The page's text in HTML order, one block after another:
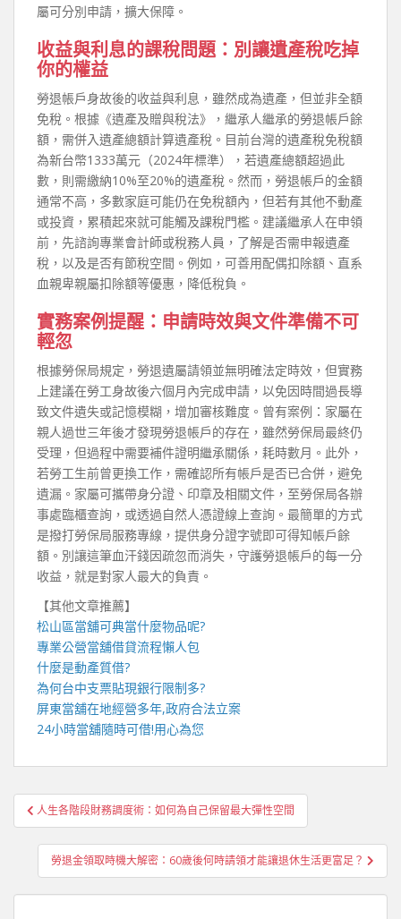
屬可分別申請，擴大保障。
收益與利息的課稅問題：別讓遺產稅吃掉
你的權益
勞退帳戶身故後的收益與利息，雖然成為遺產，但並非全額
免稅。根據《遺產及贈與稅法》，繼承人繼承的勞退帳戶餘
額，需併入遺產總額計算遺產稅。目前台灣的遺產稅免稅額
為新台幣1333萬元（2024年標準），若遺產總額超過此
數，則需繳納10%至20%的遺產稅。然而，勞退帳戶的金額
通常不高，多數家庭可能仍在免稅額內，但若有其他不動產
或投資，累積起來就可能觸及課稅門檻。建議繼承人在申領
前，先諮詢專業會計師或稅務人員，了解是否需申報遺產
稅，以及是否有節稅空間。例如，可善用配偶扣除額、直系
血親卑親屬扣除額等優惠，降低稅負。
實務案例提醒：申請時效與文件準備不可
輕忽
根據勞保局規定，勞退遺屬請領並無明確法定時效，但實務
上建議在勞工身故後六個月內完成申請，以免因時間過長導
致文件遺失或記憶模糊，增加審核難度。曾有案例：家屬在
親人過世三年後才發現勞退帳戶的存在，雖然勞保局最終仍
受理，但過程中需要補件證明繼承關係，耗時數月。此外，
若勞工生前曾更換工作，需確認所有帳戶是否已合併，避免
遺漏。家屬可攜帶身分證、印章及相關文件，至勞保局各辦
事處臨櫃查詢，或透過自然人憑證線上查詢。最簡單的方式
是撥打勞保局服務專線，提供身分證字號即可得知帳戶餘
額。別讓這筆血汗錢因疏忽而消失，守護勞退帳戶的每一分
收益，就是對家人最大的負責。
【其他文章推薦】
松山區當舖可典當什麼物品呢?
專業公營當舖借貸流程懶人包
什麼是動產質借?
為何台中支票貼現銀行限制多?
屏東當舖在地經營多年,政府合法立案
24小時當舖隨時可借!用心為您
文
章
人生各階段財務調度術：如何為自己保留最大彈性空間
勞退金領取時機大解密：60歲後何時請領才能讓退休生活更富足？